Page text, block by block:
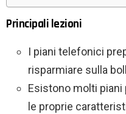
Principali lezioni
I piani telefonici
risparmiare sulla
Esistono molti piani
le proprie